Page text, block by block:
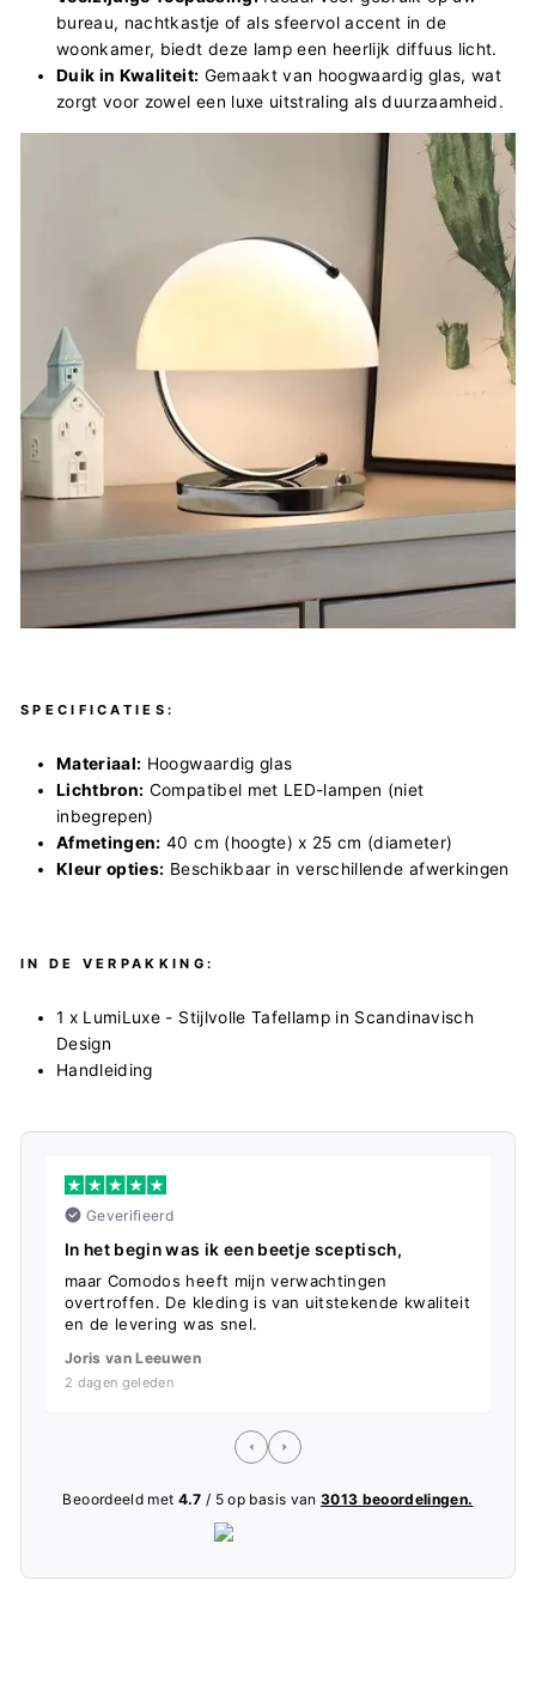
bureau, nachtkastje of als sfeervol accent in de
woonkamer, biedt deze lamp een heerlijk diffuus licht.
Duik in Kwaliteit: Gemaakt van hoogwaardig glas, wat
zorgt voor zowel een luxe uitstraling als duurzaamheid.
SPECIFICATIES:
Materiaal: Hoogwaardig glas
Lichtbron: Compatibel met LED-lampen (niet
inbegrepen)
Afmetingen: 40 cm (hoogte) x 25 cm (diameter)
Kleur opties: Beschikbaar in verschillende afwerkingen
IN DE VERPAKKING:
1 x LumiLuxe - Stijlvolle Tafellamp in Scandinavisch
Design
Handleiding
Geverifieerd
In het begin was ik een beetje sceptisch,
maar Comodos heeft mijn verwachtingen
overtroffen. De kleding is van uitstekende kwaliteit
en de levering was snel.
Joris van Leeuwen
2 dagen geleden
Beoordeeld met 4.7 / 5 op basis van 3013 beoordelingen.